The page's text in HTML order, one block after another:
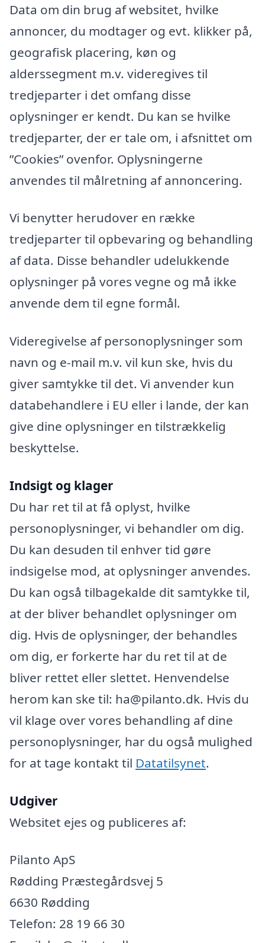
Data om din brug af websitet, hvilke
annoncer, du modtager og evt. klikker på,
geografisk placering, køn og
alderssegment m.v. videregives til
tredjeparter i det omfang disse
oplysninger er kendt. Du kan se hvilke
tredjeparter, der er tale om, i afsnittet om
”Cookies” ovenfor. Oplysningerne
anvendes til målretning af annoncering.
Vi benytter herudover en række
tredjeparter til opbevaring og behandling
af data. Disse behandler udelukkende
oplysninger på vores vegne og må ikke
anvende dem til egne formål.
Videregivelse af personoplysninger som
navn og e-mail m.v. vil kun ske, hvis du
giver samtykke til det. Vi anvender kun
databehandlere i EU eller i lande, der kan
give dine oplysninger en tilstrækkelig
beskyttelse.
Indsigt og klager
Du har ret til at få oplyst, hvilke
personoplysninger, vi behandler om dig.
Du kan desuden til enhver tid gøre
indsigelse mod, at oplysninger anvendes.
Du kan også tilbagekalde dit samtykke til,
at der bliver behandlet oplysninger om
dig. Hvis de oplysninger, der behandles
om dig, er forkerte har du ret til at de
bliver rettet eller slettet. Henvendelse
herom kan ske til: ha@pilanto.dk. Hvis du
vil klage over vores behandling af dine
personoplysninger, har du også mulighed
for at tage kontakt til Datatilsynet.
Udgiver
Websitet ejes og publiceres af:
Pilanto ApS
Rødding Præstegårdsvej 5
6630 Rødding
Telefon: 28 19 66 30